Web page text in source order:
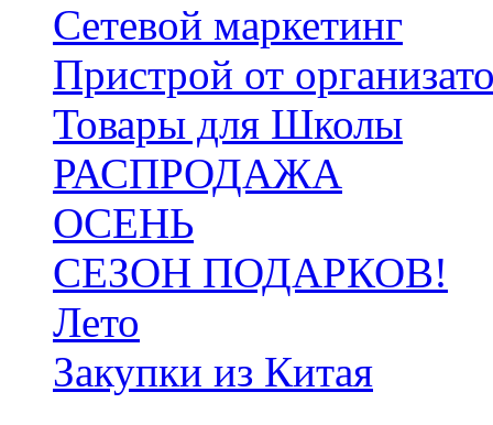
Сетевой маркетинг
Пристрой от
Товары для Школы
РАСПРОДАЖА
ОСЕНЬ
СЕЗОН ПОДАРКОВ!
Лето
Закупки из Китая